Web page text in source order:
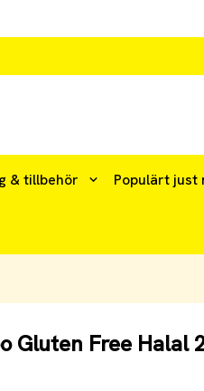
& tillbehör Populärt just
Gluten Free Halal